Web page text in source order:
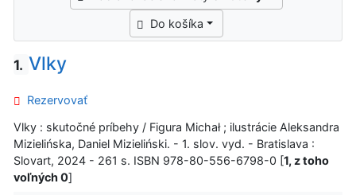
Do košíka
1. Vlky
Rezervovať
Vlky : skutočné príbehy / Figura Michał ; ilustrácie Aleksandra
Mizielińska, Daniel Mizieliński. - 1. slov. vyd. - Bratislava :
Slovart, 2024 - 261 s. ISBN 978-80-556-6798-0 [1, z toho
voľných 0]